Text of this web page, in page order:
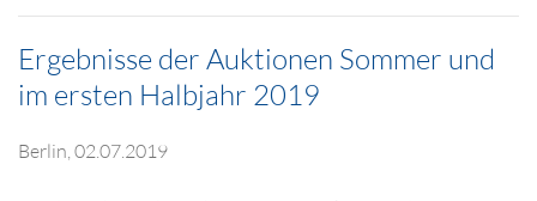
Ergebnisse der Auktionen Sommer und
im ersten Halbjahr 2019
Berlin, 02.07.2019